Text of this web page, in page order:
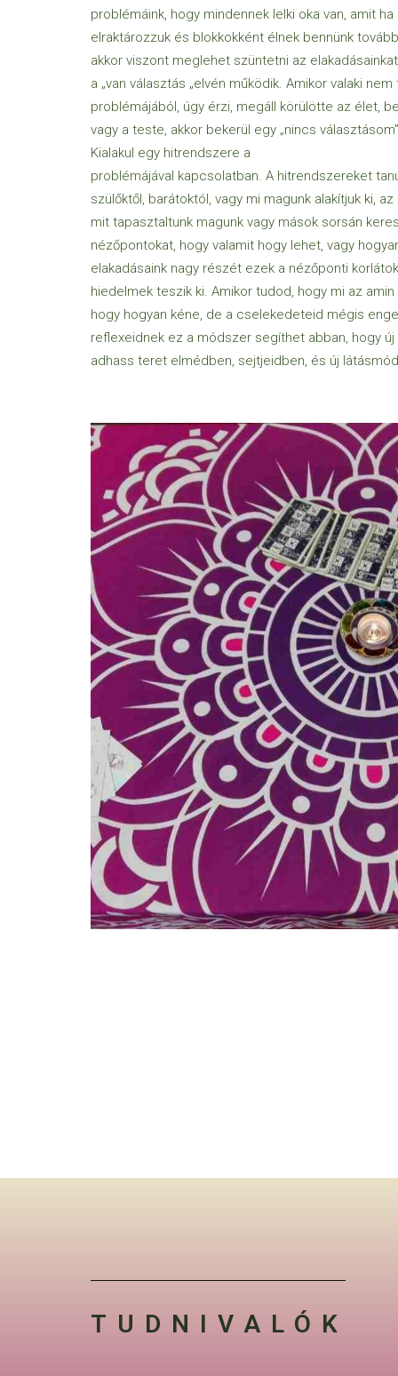
problémáink, hogy mindennek lelki oka van, amit
elraktározzuk és blokkokként élnek bennünk
akkor viszont meglehet szüntetni az
a „van választás „elvén működik. Amikor valaki nem
problémájából, úgy érzi, megáll körülötte az élet,
vagy a teste, akkor bekerül egy „nincs
Kialakul egy hitrendszere a
problémájával kapcsolatban. A hitrendszereket
szülőktől, barátoktól, vagy mi magunk alakítjuk ki, az
mit tapasztaltunk magunk vagy mások sorsán
nézőpontokat, hogy valamit hogy lehet, vagy
elakadásaink nagy részét ezek a nézőponti
hiedelmek teszik ki. Amikor tudod, hogy mi az
hogy hogyan kéne, de a cselekedeteid mégis
reflexeidnek ez a módszer segíthet abban, hogy
adhass teret elmédben, sejtjeidben, és új
TUDNIVALÓK